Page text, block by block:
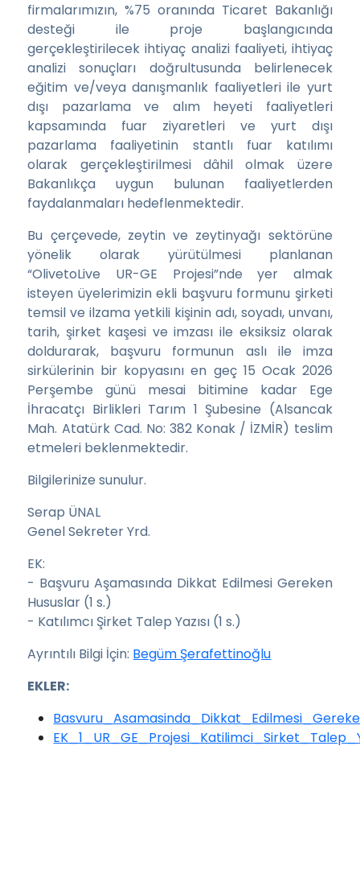
firmalarımızın, %75 oranında Ticaret Bakanlığı
desteği ile proje başlangıcında
gerçekleştirilecek ihtiyaç analizi faaliyeti, ihtiyaç
analizi sonuçları doğrultusunda belirlenecek
eğitim ve/veya danışmanlık faaliyetleri ile yurt
dışı pazarlama ve alım heyeti faaliyetleri
kapsamında fuar ziyaretleri ve yurt dışı
pazarlama faaliyetinin stantlı fuar katılımı
olarak gerçekleştirilmesi dâhil olmak üzere
Bakanlıkça uygun bulunan faaliyetlerden
faydalanmaları hedeflenmektedir.
Bu çerçevede, zeytin ve zeytinyağı sektörüne
yönelik olarak yürütülmesi planlanan
“OlivetoLive UR-GE Projesi”nde yer almak
isteyen üyelerimizin ekli başvuru formunu şirketi
temsil ve ilzama yetkili kişinin adı, soyadı, unvanı,
tarih, şirket kaşesi ve imzası ile eksiksiz olarak
doldurarak, başvuru formunun aslı ile imza
sirkülerinin bir kopyasını en geç 15 Ocak 2026
Perşembe günü mesai bitimine kadar Ege
İhracatçı Birlikleri Tarım 1 Şubesine (Alsancak
Mah. Atatürk Cad. No: 382 Konak / İZMİR) teslim
etmeleri beklenmektedir.
Bilgilerinize sunulur.
Serap ÜNAL
Genel Sekreter Yrd.
EK:
- Başvuru Aşamasında Dikkat Edilmesi Gereken
Hususlar (1 s.)
- Katılımcı Şirket Talep Yazısı (1 s.)
Ayrıntılı Bilgi İçin: Begüm Şerafettinoğlu
EKLER: